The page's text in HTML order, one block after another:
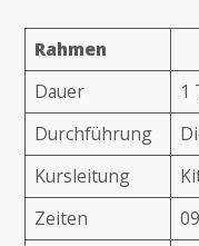
Rahmen
Dauer
1
Durchführung
Kursleitung
Zeiten